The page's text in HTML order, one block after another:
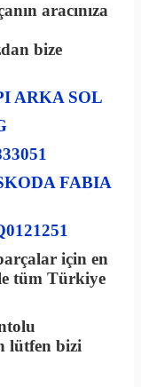
aracınıza
bize
SOL
FABIA
için en
tüm Türkiye
lütfen bizi